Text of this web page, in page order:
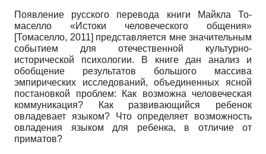
Появление русского перевода книги Майкла То-
маселло «Истоки человеческого общения»
[Томаселло, 2011] представляется мне значительным
событием для отечественной культурно-
исторической психологии. В книге дан анализ и
обобщение результатов большого массива
эмпирических исследований, объединенных ясной
постановкой проблем: Как возможна человеческая
коммуникация? Как развивающийся ребенок
овладевает языком? Что определяет возможность
овладения языком для ребенка, в отличие от
приматов?